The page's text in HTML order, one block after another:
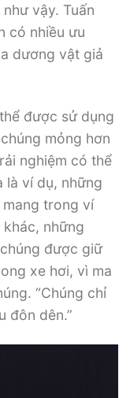
vậy. Tuấn
có nhiều ưu
dương vật giả
được sử dụng
mỏng hơn
nghiệm có thể
là ví dụ, những
trong ví
những
được giữ
xe hơi, vì ma
“Chúng chỉ
đôn dên.”